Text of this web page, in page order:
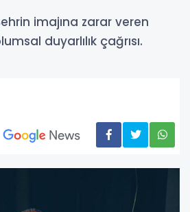
imajına zarar veren
duyarlılık çağrısı.